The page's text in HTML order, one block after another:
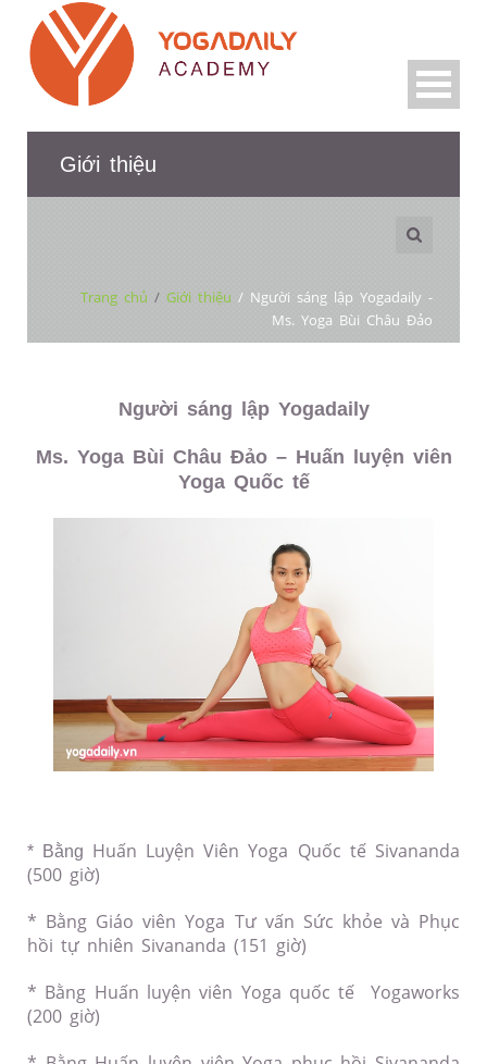
Giới thiệu
Trang chủ / Giới thiệu / Người sáng lập Yogadaily -
Ms. Yoga Bùi Châu Đảo
Người sáng lập Yogadaily
Ms. Yoga Bùi Châu Đảo – Huấn luyện viên
Yoga Quốc tế
* Bằng Huấn Luyện Viên Yoga Quốc tế Sivananda
(500 giờ)
* Bằng Giáo viên Yoga Tư vấn Sức khỏe và Phục
hồi tự nhiên Sivananda (151 giờ)
* Bằng Huấn luyện viên Yoga quốc tế Yogaworks
(200 giờ)